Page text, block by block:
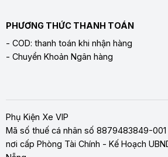
PHƯƠNG THỨC THANH TOÁN
- COD: thanh toán khi nhận hàng
- Chuyển Khoản Ngân hàng
Phụ Kiện Xe VIP
Mã số thuế cá nhân số 8879483849-
nơi cấp Phòng Tài Chính - Kế Hoạch